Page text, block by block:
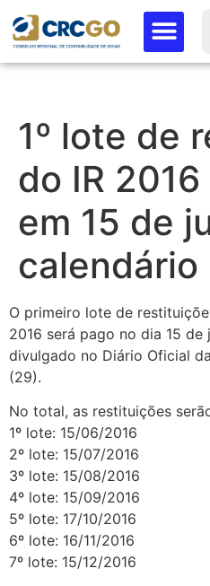
1º lote de
do IR
em 15 de
calendário
O primeiro lote de
2016 será pago no dia 15
divulgado no Diário Oficial
(29).
No total, as restituições
1º lote: 15/06/2016
2º lote: 15/07/2016
3º lote: 15/08/2016
4º lote: 15/09/2016
5º lote: 17/10/2016
6º lote: 16/11/2016
7º lote: 15/12/2016